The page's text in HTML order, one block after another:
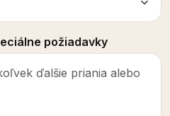
požiadavky